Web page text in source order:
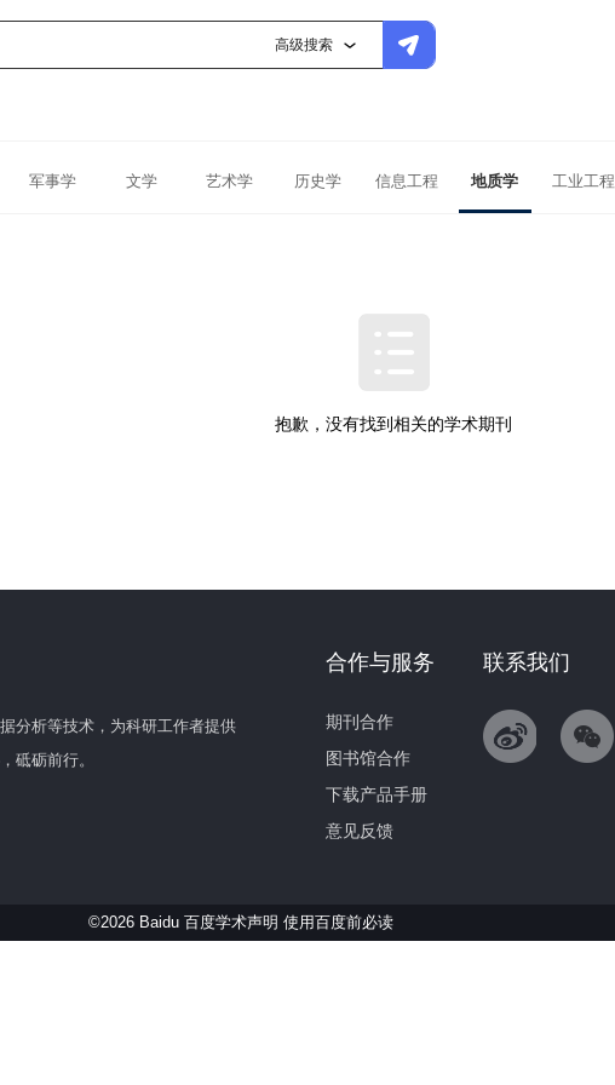
高级搜索
军事学 文学 艺术学 历史学 信息工程 地质学 工业工程
抱歉，没有找到相关的学术期刊
分析等技术，为科研工作者提供
砥砺前行。
联系我们
合作与服务
期刊合作
图书馆合作
下载产品手册
意见反馈
©2026 Baidu 百度学术声明 使用百度前必读